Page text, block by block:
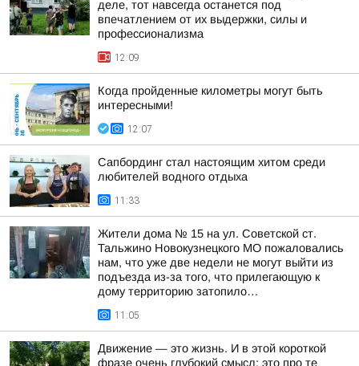
деле, тот навсегда останется под
впечатлением от их выдержки, силы и
профессионализма
12:09
Когда пройденные километры могут быть
интересными!
12:07
Сапбординг стал настоящим хитом среди
любителей водного отдыха
11:33
Жители дома № 15 на ул. Советской ст.
Тальжино Новокузнецкого МО пожаловались
нам, что уже две недели не могут выйти из
подъезда из-за того, что прилегающую к
дому территорию затопило…
11:05
Движение — это жизнь. И в этой короткой
фразе очень глубокий смысл: это про те